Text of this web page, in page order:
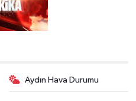
Aydın Hava Durumu